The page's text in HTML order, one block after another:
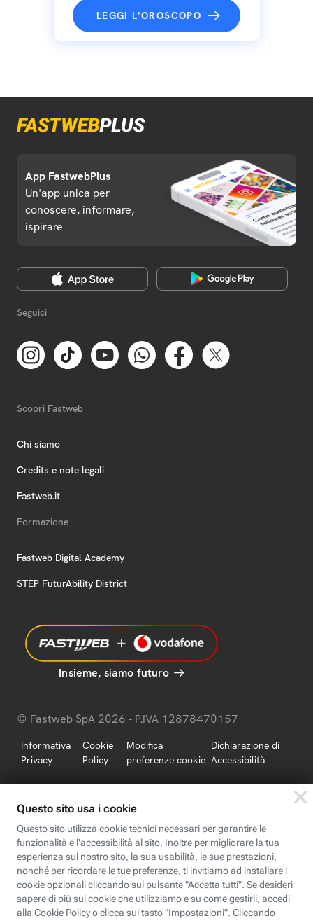
LEGGI L'OROSCOPO
App FastwebPlus
Un'app unica per
conoscere, informare,
ispirare
Seguici
Scopri Fastweb
Chi siamo
Credits e note legali
Fastweb.it
Formazione
Fastweb Digital Academy
STEP FuturAbility District
Insieme, siamo futuro
© Fastweb SpA 2026 - P.IVA 12878470157
Informativa
Privacy
Cookie
Policy
Modifica
preferenze cookie
Dichiarazione di
Accessibilità